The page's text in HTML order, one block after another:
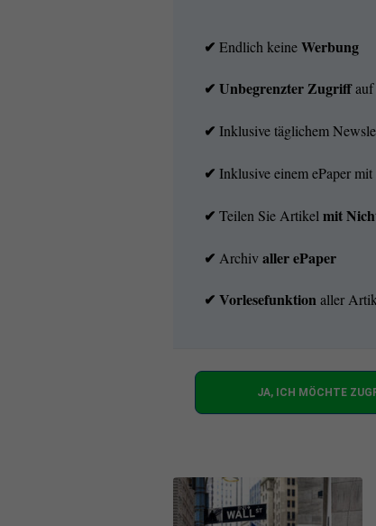
✔ Endlich keineWerbung
✔ Unbegrenzter Zugriffauf
✔ Inklusive täglichem
✔ Inklusive einem ePaper
✔ Teilen Sie Artikel mit
✔ Archivaller ePaper
✔ Vorlesefunktionaller
JA, ICH MÖCHTE